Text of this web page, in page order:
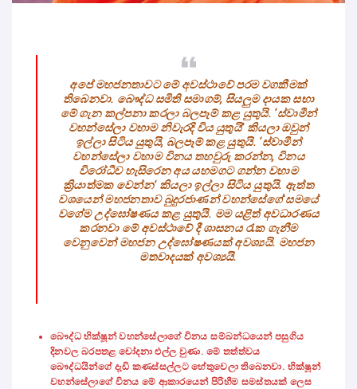
අපේ මහජනතාවට මේ අවස්ථාවේ පරම වගකීමක්
තිබෙනවා. බෞද්ධ සමිති සමාගම්, සියලුම දායක සභා
මේ ගැන කල්පනා කරලා බලපෑම් කළ යුතුයි. ‘ස්වාමීන්
වහන්සේලා වහාම නිවැරදි විය යුතුයි’ කියලා ඔවුන්
ඉල්ලා සිටිය යුතුයි, බලපෑම් කළ යුතුයි. ‘ස්වාමීන්
වහන්සේලා වහාම විනය තහවුරු කරන්න, විනය
විරෝධීව හැසිරෙන අය යහමගට ගන්න වහාම
ක්‍රියාත්මක වෙන්න’ කියලා ඉල්ලා සිටිය යුතුයි. ඇත්ත
වශයෙන් මහජනතාව බුදුරජාණන් වහන්සේගේ සමයේ
වගේම උද්ඝෝෂණය කළ යුතුයි. මම යළිත් අවධාරණය
කරනවා මේ අවස්ථාවේ දී ශාසනය රැක ගැනීම
වෙනුවෙන් මහජන උද්ඝෝෂණයක් අවශ්‍යයි. මහජන
මතවාදයක් අවශ්‍යයි.
බෞද්ධ භික්ෂූන් වහන්සේලාගේ විනය සම්බන්ධයෙන් පසුගිය
දිනවල බරපතළ චෝදනා එල්ල වුණා. මේ තත්ත්වය
බෞද්ධයින්ගේ දැඩි කණස්සල්ලට හේතුවෙලා තිබෙනවා. භික්ෂූන්
වහන්සේලාගේ විනය මේ ආකාරයෙන් පිරිහීම සමස්තයක් ලෙස